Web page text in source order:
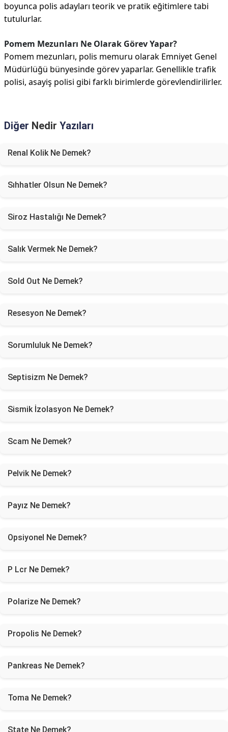
boyunca polis adayları teorik ve pratik eğitimlere tabi
tutulurlar.
Pomem Mezunları Ne Olarak Görev Yapar?
Pomem mezunları, polis memuru olarak Emniyet Genel
Müdürlüğü bünyesinde görev yaparlar. Genellikle trafik
polisi, asayiş polisi gibi farklı birimlerde görevlendirilirler.
Diğer Nedir Yazıları
Renal Kolik Ne Demek?
Sıhhatler Olsun Ne Demek?
Siroz Hastalığı Ne Demek?
Salık Vermek Ne Demek?
Sold Out Ne Demek?
Resesyon Ne Demek?
Sorumluluk Ne Demek?
Septisizm Ne Demek?
Sismik İzolasyon Ne Demek?
Scam Ne Demek?
Pelvik Ne Demek?
Payız Ne Demek?
Opsiyonel Ne Demek?
P Lcr Ne Demek?
Polarize Ne Demek?
Propolis Ne Demek?
Pankreas Ne Demek?
Toma Ne Demek?
State Ne Demek?